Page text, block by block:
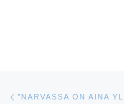
Artikkelien